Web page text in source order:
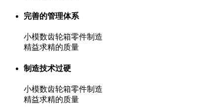
完善的管理体系
小模数齿轮箱零件制造
精益求精的质量
制造技术过硬
小模数齿轮箱零件制造
精益求精的质量